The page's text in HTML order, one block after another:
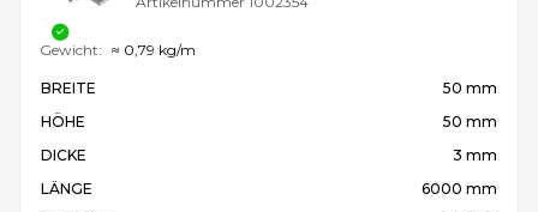
BREITE
50 mm
HÖHE
50 mm
DICKE
3 mm
LÄNGE
6000 mm
Gewicht: ≈ 0,79 kg/m